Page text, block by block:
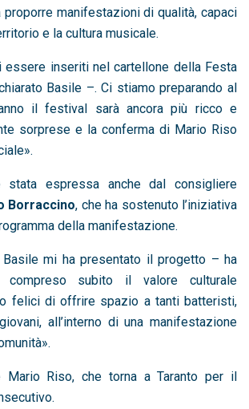
proporre manifestazioni di qualità, capaci
e la cultura musicale.
essere inseriti nel cartellone della Festa
Basile –. Ci stiamo preparando al
il festival sarà ancora più ricco e
sorprese e la conferma di Mario Riso
stata espressa anche dal consigliere
Borraccino, che ha sostenuto l’iniziativa
della manifestazione.
Basile mi ha presentato il progetto – ha
subito il valore culturale
felici di offrire spazio a tanti batteristi,
all’interno di una manifestazione
Mario Riso, che torna a Taranto per il